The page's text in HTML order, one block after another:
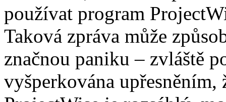
používat program
Taková zpráva může
značnou paniku – zvláště
vyšperkována upřesněním,